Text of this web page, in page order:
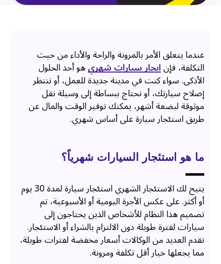
عندما يتعلق الأمر بالمرونة والراحة والأداء من حيث
التكلفة، فإنايجار سيارات شهريهو أحد الحلول
الأذكى. سواء كنت في مدينة جديدة للعمل، أو تنتظر
إصلاح سيارتك، أو تحتاج ببساطة إلى وسيلة نقل
موثوقة لبضعة أشهر، يمكنك توفير الوقت والمال عن
طريق استئجار سيارة على أساس شهري.
ما هو استئجار السيارات شهرياً؟
يتيح لك الاستئجار الشهري استئجار سيارة لمدة 30 يوم
أو أكثر. على عكس الأجرة اليومية أو الأسبوعية، تم
تصميم هذا النظام للأشخاص الذين يحتاجون إلى
سيارات لفترة طويلة دون الالتزام بالشراء أو الاستئجار.
تقدم العديد من الوكالات أسعار مخفضة لفترات طويلة،
مما يجعلها خيار أقل تكلفة ومرونة.